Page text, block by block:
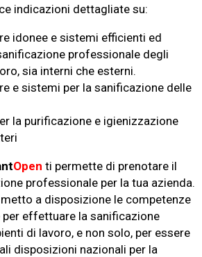
indicazioni dettagliate su:
idonee e sistemi efficienti ed
professionale degli
sia interni che esterni.
e sistemi per la sanificazione delle
la purificazione e igienizzazione
Open ti permette di prenotare il
professionale per la tua azienda.
a disposizione le competenze
effettuare la sanificazione
di lavoro, e non solo, per essere
disposizioni nazionali per la